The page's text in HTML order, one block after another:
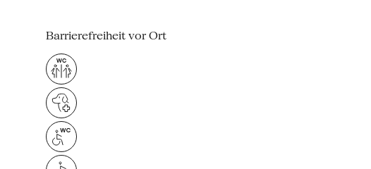
Barrierefreiheit vor Ort